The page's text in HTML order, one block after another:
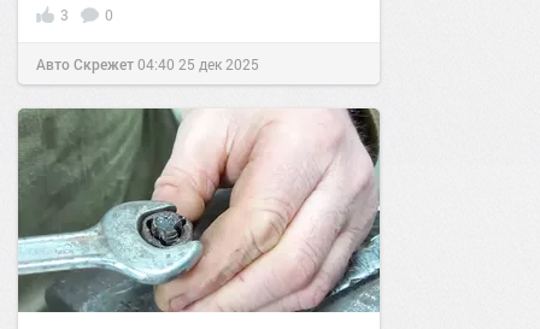
3 0
Авто Скрежет04:40 25 дек 2025